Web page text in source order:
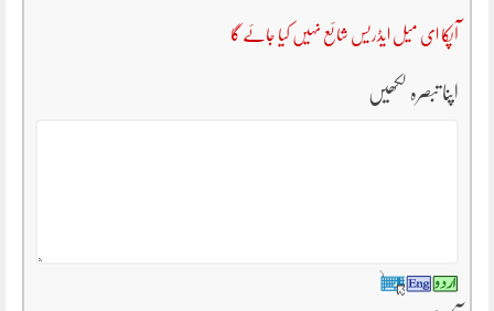
آپکا ای میل ایڈریس شائع نہیں کیا جائے گا
اپنا تبصرہ لکھیں